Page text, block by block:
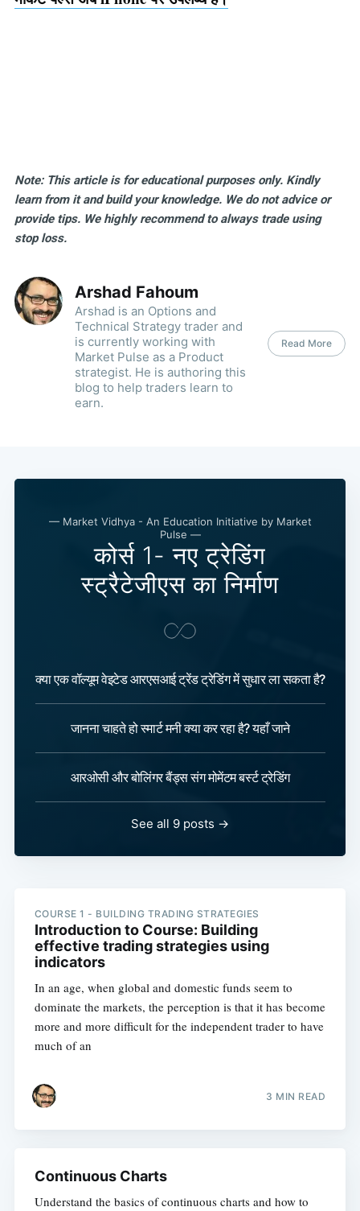
Note: This article is for educational purposes only. Kindly
learn from it and build your knowledge. We do not advice or
provide tips. We highly recommend to always trade using
stop loss.
Arshad Fahoum
Arshad is an Options and
Technical Strategy trader and
is currently working with
Market Pulse as a Product
strategist. He is authoring this
blog to help traders learn to
earn.
Read More
— Market Vidhya - An Education Initiative by Market
Pulse —
कोर्स 1- नए ट्रेडिंग
स्ट्रैटेजीएस का निर्माण
क्या एक वॉल्यूम वेइटेड आरएसआई ट्रेंड ट्रेडिंग में सुधार ला सकता है?
जानना चाहते हो स्मार्ट मनी क्या कर रहा है? यहाँ जाने
आरओसी और बोलिंगर बैंड्स संग मोमेंटम बर्स्ट ट्रेडिंग
See all 9 posts →
COURSE 1 - BUILDING TRADING STRATEGIES
Introduction to Course: Building
effective trading strategies using
indicators
In an age, when global and domestic funds seem to
dominate the markets, the perception is that it has become
more and more difficult for the independent trader to have
much of an
3 MIN READ
Continuous Charts
Understand the basics of continuous charts and how to